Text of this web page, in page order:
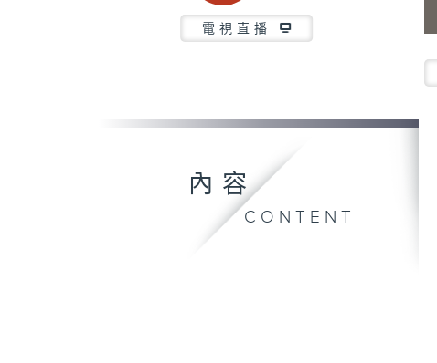
電視直播
內容
CONTENT